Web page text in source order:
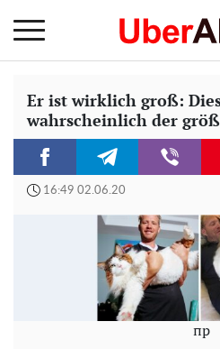
Er ist wirklich groß:
wahrscheinlich der
16:49 02.06.20
пр